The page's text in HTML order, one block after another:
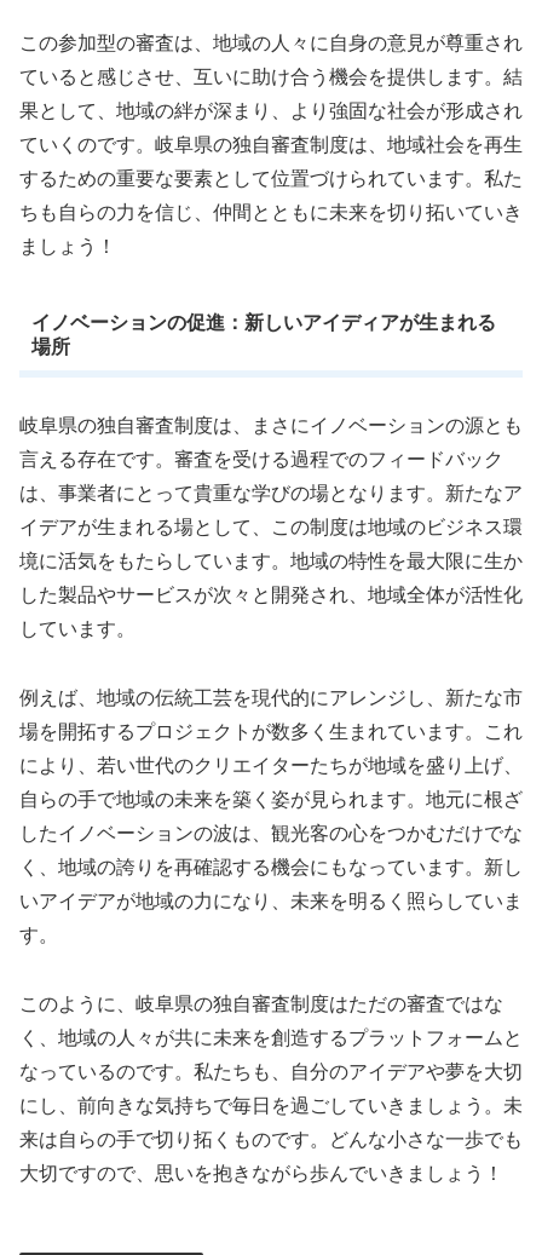
この参加型の審査は、地域の人々に自身の意見が尊重され
ていると感じさせ、互いに助け合う機会を提供します。結
果として、地域の絆が深まり、より強固な社会が形成され
ていくのです。岐阜県の独自審査制度は、地域社会を再生
するための重要な要素として位置づけられています。私た
ちも自らの力を信じ、仲間とともに未来を切り拓いていき
ましょう！
イノベーションの促進：新しいアイディアが生まれる
場所
岐阜県の独自審査制度は、まさにイノベーションの源とも
言える存在です。審査を受ける過程でのフィードバック
は、事業者にとって貴重な学びの場となります。新たなア
イデアが生まれる場として、この制度は地域のビジネス環
境に活気をもたらしています。地域の特性を最大限に生か
した製品やサービスが次々と開発され、地域全体が活性化
しています。
例えば、地域の伝統工芸を現代的にアレンジし、新たな市
場を開拓するプロジェクトが数多く生まれています。これ
により、若い世代のクリエイターたちが地域を盛り上げ、
自らの手で地域の未来を築く姿が見られます。地元に根ざ
したイノベーションの波は、観光客の心をつかむだけでな
く、地域の誇りを再確認する機会にもなっています。新し
いアイデアが地域の力になり、未来を明るく照らしていま
す。
このように、岐阜県の独自審査制度はただの審査ではな
く、地域の人々が共に未来を創造するプラットフォームと
なっているのです。私たちも、自分のアイデアや夢を大切
にし、前向きな気持ちで毎日を過ごしていきましょう。未
来は自らの手で切り拓くものです。どんな小さな一歩でも
大切ですので、思いを抱きながら歩んでいきましょう！